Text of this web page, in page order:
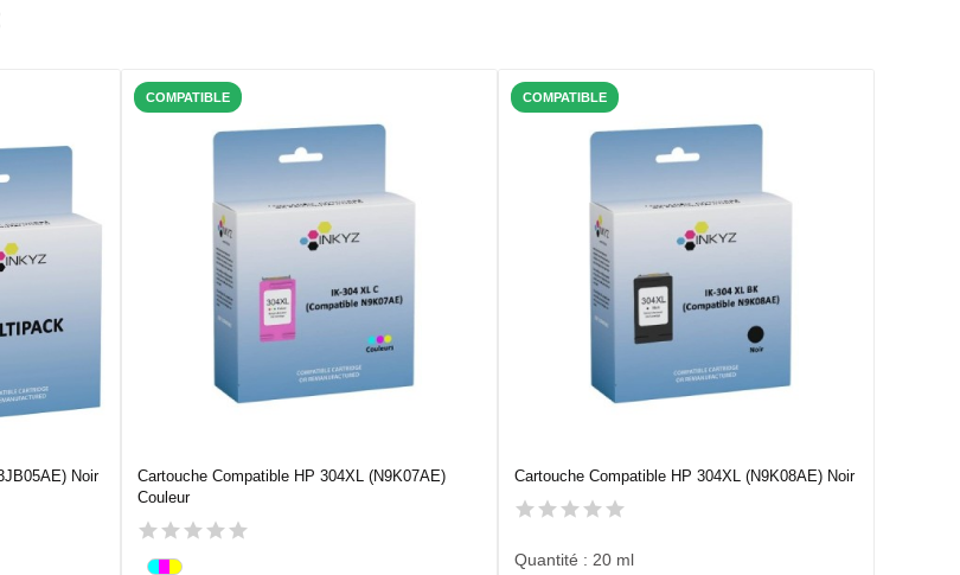
Noir
COMPATIBLE
Cartouche Compatible HP 304XL (N9K07AE)
Couleur
COMPATIBLE
Cartouche Compatible HP 304XL (N9K08AE) Noir
Quantité : 20 ml